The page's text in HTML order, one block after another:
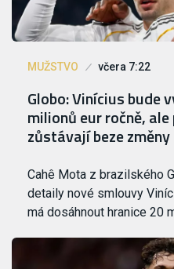
MUŽSTVO včera 7:22
Globo: Vinícius bude
milionů eur ročně,
zůstávají beze změny
Cahê Mota z brazilského
detaily nové smlouvy
má dosáhnout hranice 20